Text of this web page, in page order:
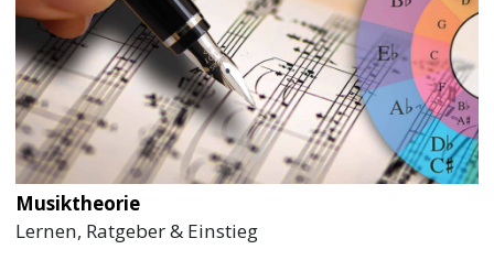
Musiktheorie
Lernen, Ratgeber & Einstieg